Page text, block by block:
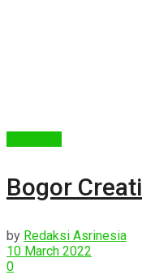
Bogor
by Redaksi Asrinesia
10 March 2022
0